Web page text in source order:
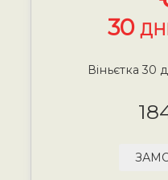
30
Віньєтка 30